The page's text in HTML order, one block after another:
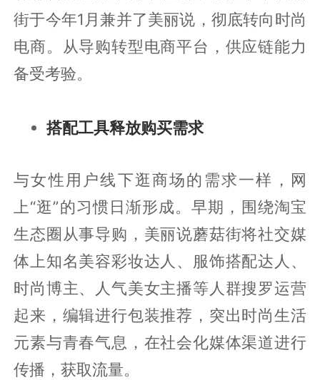
街于今年1月兼并了美丽说，彻底转向时尚
电商。从导购转型电商平台，供应链能力
备受考验。
搭配工具释放购买需求
与女性用户线下逛商场的需求一样，网
上“逛”的习惯日渐形成。早期，围绕淘宝
生态圈从事导购，美丽说蘑菇街将社交媒
体上知名美容彩妆达人、服饰搭配达人、
时尚博主、人气美女主播等人群搜罗运营
起来，编辑进行包装推荐，突出时尚生活
元素与青春气息，在社会化媒体渠道进行
传播，获取流量。